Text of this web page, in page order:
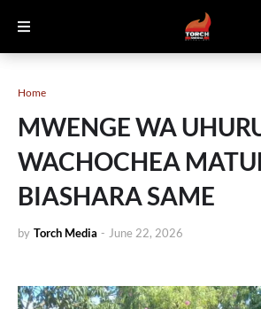
Home
MWENGE WA
WACHOCHEA
BIASHARA SAME
by Torch Media - June 22, 2026